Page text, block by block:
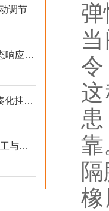
调节
Seika传感器NG3U +/-30°高动态响应特性
Kniel电源CAAD 15.0,8采用紧凑化挂壁式设计
Brandenburger高温隔热板在化工与环保行业的应用介绍
靠